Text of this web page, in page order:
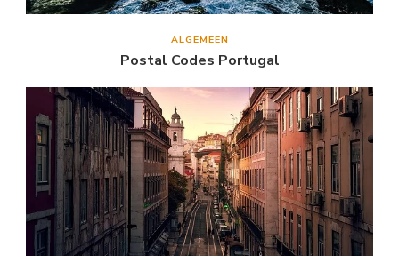
ALGEMEEN
Postal Codes Portugal